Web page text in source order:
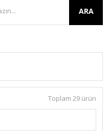
ARA
Toplam 29 ürün